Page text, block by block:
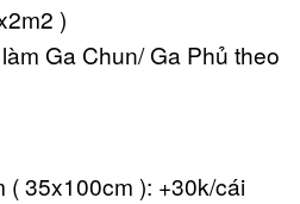
)
Ga Chun/ Ga Phủ theo
( 35x100cm ): +30k/cái